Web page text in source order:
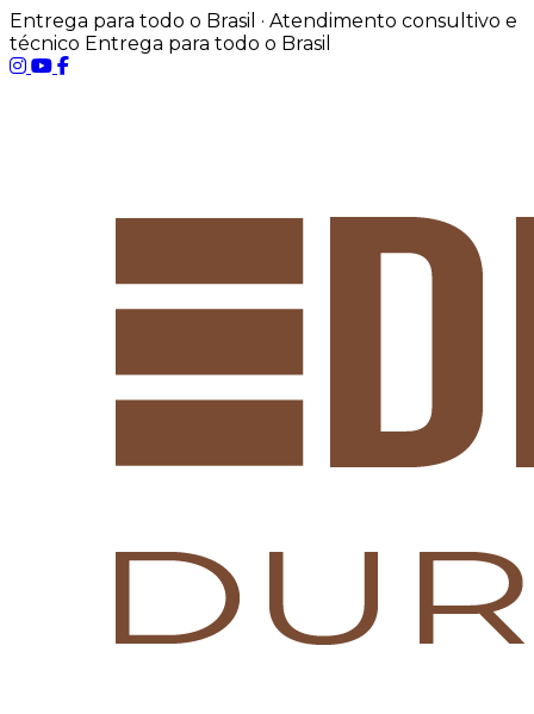
Entrega para todo o Brasil · Atendimento consultivo e
técnico Entrega para todo o Brasil